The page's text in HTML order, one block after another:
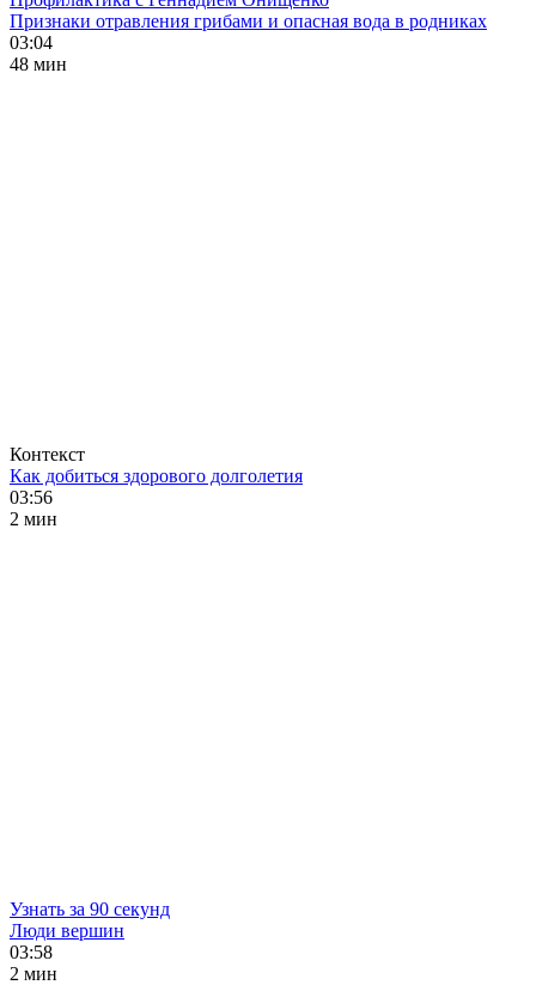
Признаки отравления грибами и опасная вода в родниках
03:04
48 мин
Контекст
Как добиться здорового долголетия
03:56
2 мин
Узнать за 90 секунд
Люди вершин
03:58
2 мин